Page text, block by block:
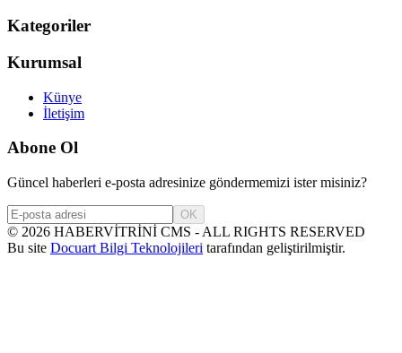
Kategoriler
Kurumsal
Künye
İletişim
Abone Ol
Güncel haberleri e-posta adresinize göndermemizi ister misiniz?
OK
© 2026 HABERVİTRİNİ CMS - ALL RIGHTS RESERVED
Bu site Docuart Bilgi Teknolojileri tarafından geliştirilmiştir.